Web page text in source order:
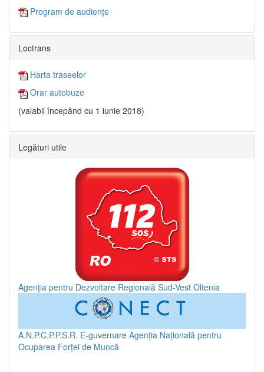
Program de audiențe
Loctrans
Harta traseelor
Orar autobuze
(valabil începând cu 1 iunie 2018)
Legături utile
Agenția pentru Dezvoltare Regională Sud-Vest Oltenia
A.N.P.C.P.P.S.R. E-guvernare Agenția Națională pentru
Ocuparea Forței de Muncă